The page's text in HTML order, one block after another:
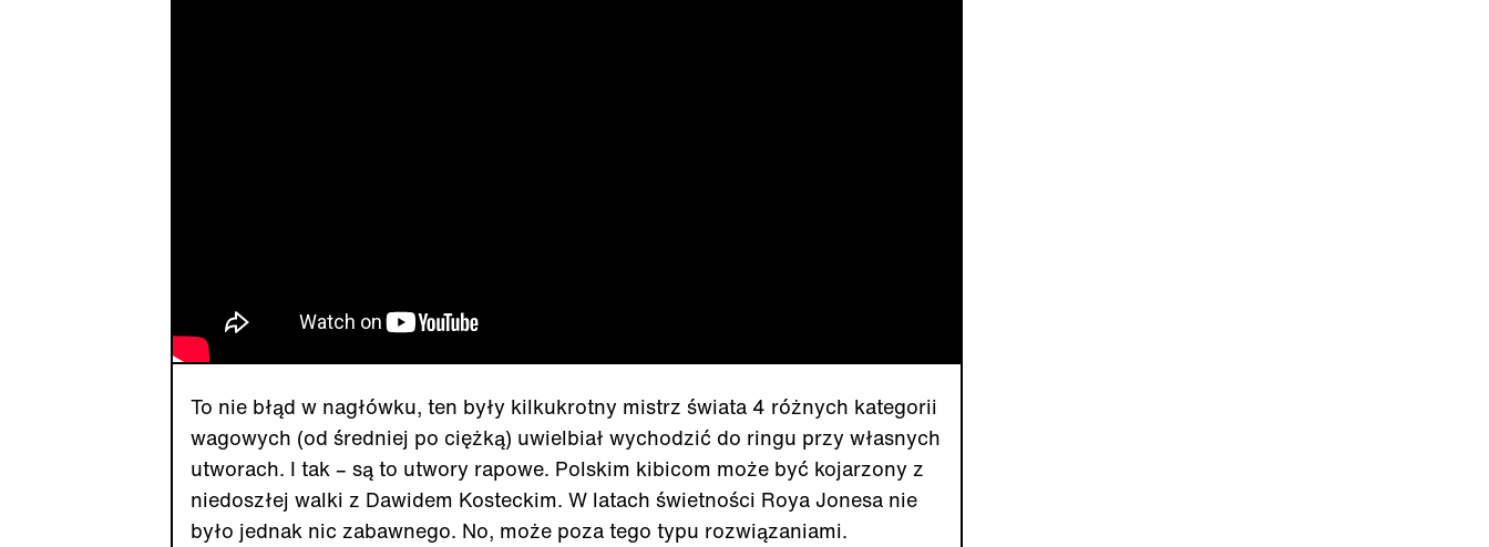
To nie błąd w nagłówku, ten były kilkukrotny mistrz świata 4 różnych kategorii
wagowych (od średniej po ciężką) uwielbiał wychodzić do ringu przy własnych
utworach. I tak – są to utwory rapowe. Polskim kibicom może być kojarzony z
niedoszłej walki z Dawidem Kosteckim. W latach świetności Roya Jonesa nie
było jednak nic zabawnego. No, może poza tego typu rozwiązaniami.